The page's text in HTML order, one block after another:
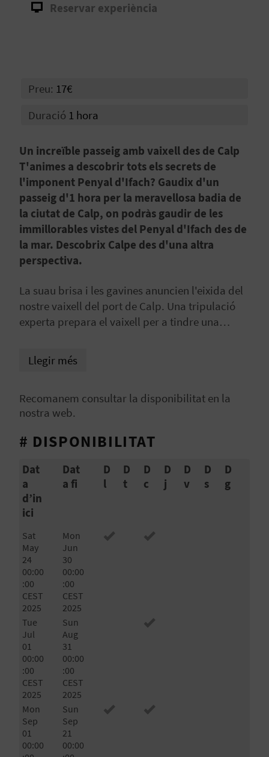
B
Reservar experiència
Preu: 17€
Duració 1 hora
Un increïble passeig amb vaixell des de Calp
T'animes a descobrir tots els secrets de
l'imponent Penyal d'Ifach? Gaudix d'un
passeig d'1 hora per la meravellosa badia de
la ciutat de Calp, on podràs gaudir de les
immillorables vistes del Penyal d'Ifach des de
la mar. Descobrix Calpe des d'una altra
perspectiva.
La suau brisa i les gavines anuncien l'eixida del
nostre vaixell del port de Calp. Una tripulació
experta prepara el vaixell per a tindre una
transformem cada excursió en una verdadera
aventura. Navegació prop de la costa i en alta
Calp.
Llegir més
Recomanem consultar la disponibilitat en la
nostra web.
# DISPONIBILITAT
Dat
a
d’in
ici
Dat
a fi
D
l
D
t
D
c
D
j
D
v
D
s
D
g
Sat
May
24
00:00
:00
CEST
2025
Mon
Jun
30
00:00
:00
CEST
2025
Tue
Jul
01
00:00
:00
CEST
2025
Sun
Aug
31
00:00
:00
CEST
2025
Mon
Sep
01
00:00
Sun
Sep
21
00:00